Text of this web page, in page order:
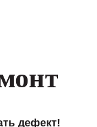
дефект!